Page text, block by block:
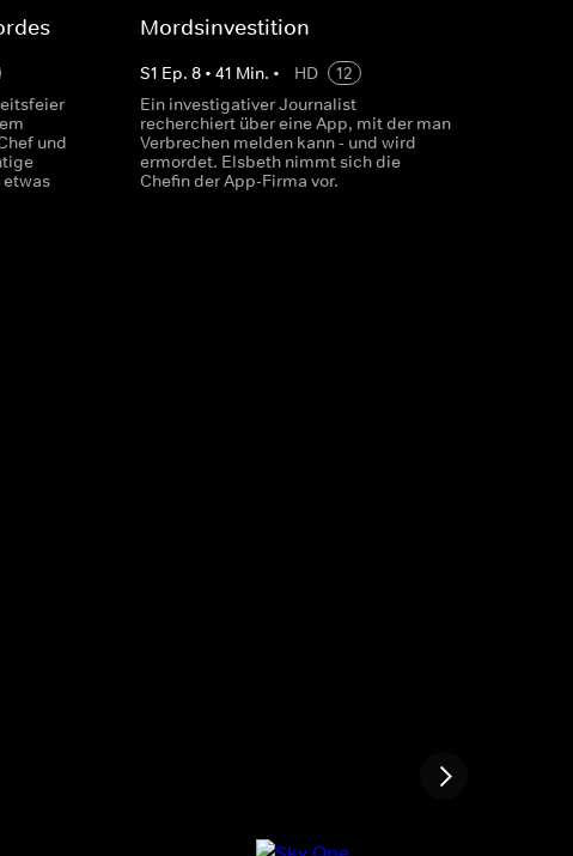
und
etwas
Mordsinvestition
S1 Ep. 8• 41 Min. • HD
12
Ein investigativer Journalist
recherchiert über eine App, mit der man
Verbrechen melden kann - und wird
ermordet. Elsbeth nimmt sich die
Chefin der App-Firma vor.